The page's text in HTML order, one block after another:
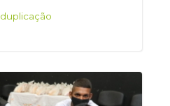
duplicação